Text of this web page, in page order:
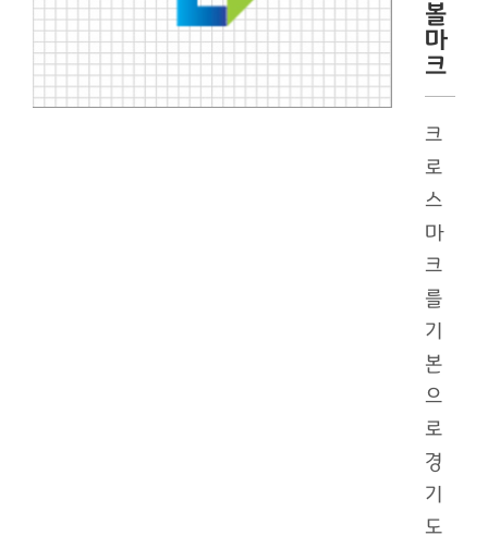
볼
마
크
크
로
스
마
크
를
기
본
으
로
경
기
도